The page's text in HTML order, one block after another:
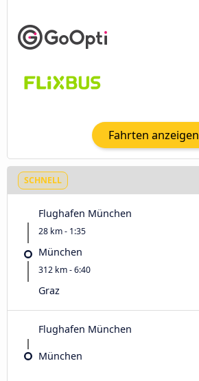
Fahrten anzeigen
SCHNELL
Flughafen München
28 km - 1:35
München
312 km - 6:40
Graz
Flughafen München
München